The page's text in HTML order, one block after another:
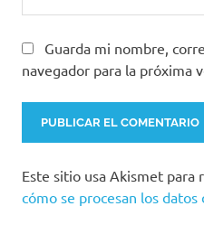
Guarda mi nombre,
navegador para la próxima
Este sitio usa Akismet para
cómo se procesan los